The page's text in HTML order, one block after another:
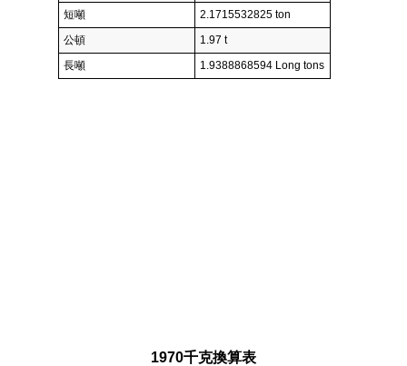
短噸
2.1715532825 ton
公頓
1.97 t
長噸
1.9388868594 Long tons
1970千克換算表